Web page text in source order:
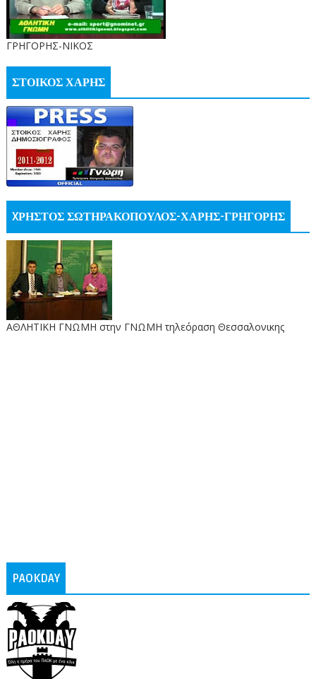
ΓΡΗΓΟΡΗΣ-ΝΙΚΟΣ
ΣΤΟΙΚΟΣ ΧΑΡΗΣ
XΡΗΣΤΟΣ ΣΩΤΗΡΑΚΟΠΟΥΛΟΣ-ΧΑΡΗΣ-ΓΡΗΓΟΡΗΣ
ΑΘΛΗΤΙΚΗ ΓΝΩΜΗ στην ΓΝΩΜΗ τηλεόραση Θεσσαλονικης
PAOKDAY